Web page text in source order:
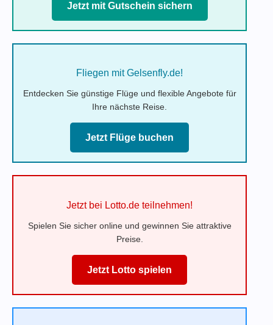
Jetzt mit Gutschein sichern
Fliegen mit Gelsenfly.de!
Entdecken Sie günstige Flüge und flexible Angebote für
Ihre nächste Reise.
Jetzt Flüge buchen
Jetzt bei Lotto.de teilnehmen!
Spielen Sie sicher online und gewinnen Sie attraktive
Preise.
Jetzt Lotto spielen